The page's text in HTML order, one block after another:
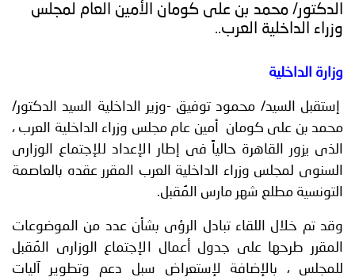
و
جهود
الإلكترونية
صور
وفيديو
مجلة
أصداء
الأمانة
إعلانات
من
نحن
اتصل
الدكتور/ محمد بن على كومان الأمين العام لمجلس
وزراء الداخلية العرب..
وزارة الداخلية
إستقبل السيد/ محمود توفيق -وزير الداخلية السيد الدكتور/
محمد بن على كومان أمين عام مجلس وزراء الداخلية العرب ،
الذى يزور القاهرة حالياً فى إطار الإعداد للإجتماع الوزارى
السنوى لمجلس وزراء الداخلية العرب المقرر عقده بالعاصمة
التونسية مطلع شهر مارس المُقبل.
وقد تم خلال اللقاء تبادل الرؤى بشأن عدد من الموضوعات
المقرر طرحها على جدول أعمال الإجتماع الوزارى المُقبل
للمجلس ، بالإضافة لإستعراض سبل دعم وتطوير آليات